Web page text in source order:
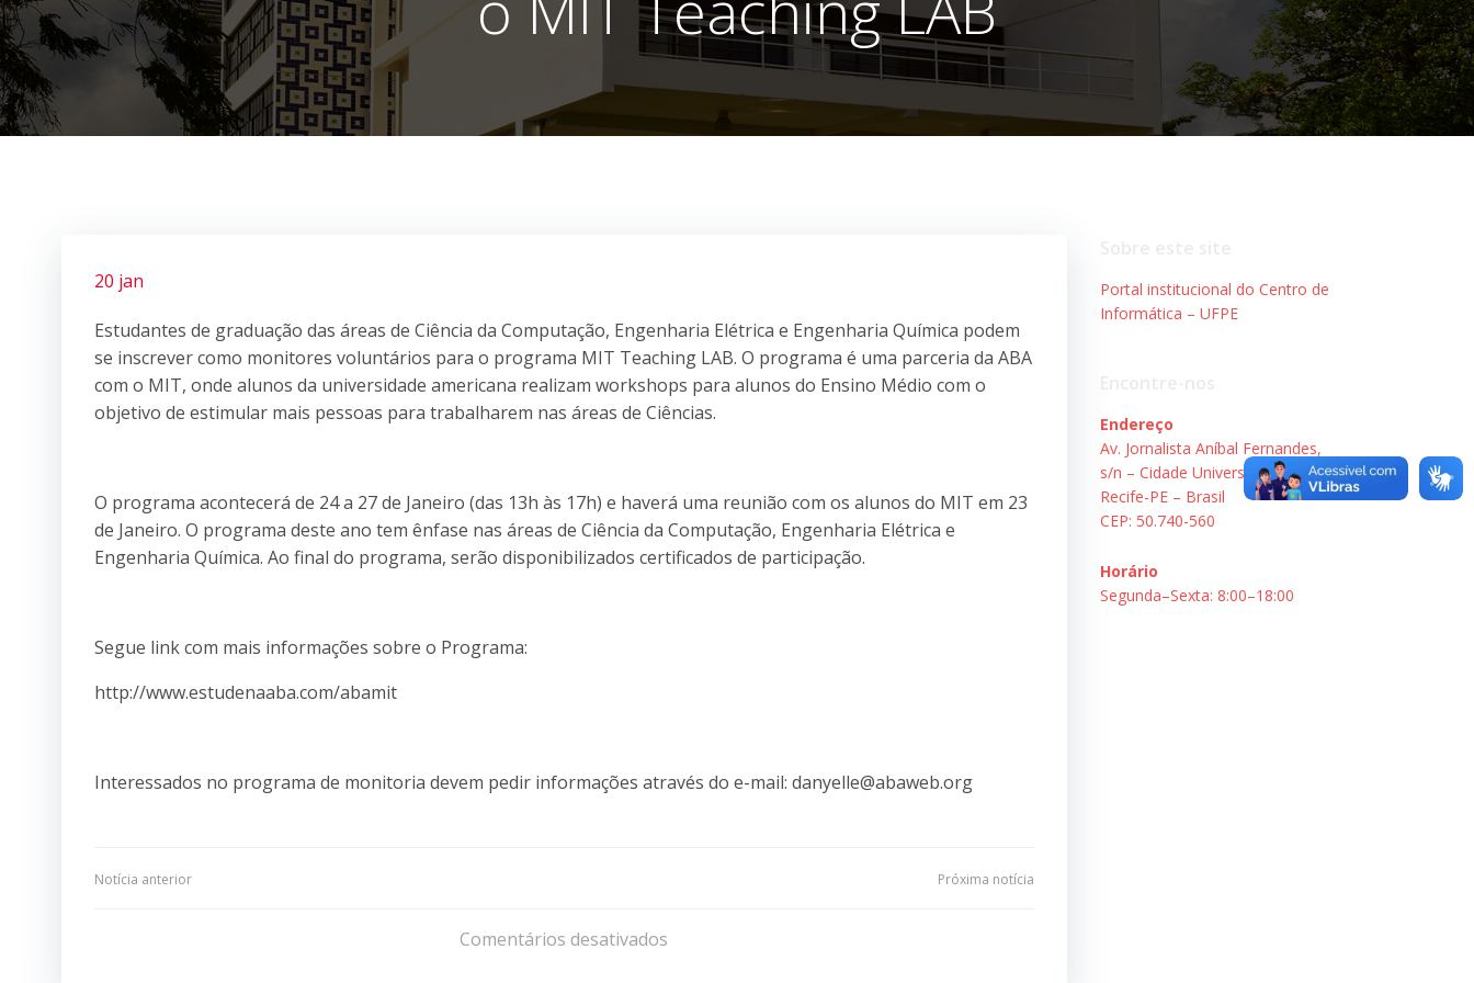
20 jan
Estudantes de graduação das áreas de Ciência da Computação, Engenharia Elétrica e Engenharia Química podem
se inscrever como monitores voluntários para o programa MIT Teaching LAB. O programa é uma parceria da ABA
com o MIT, onde alunos da universidade americana realizam workshops para alunos do Ensino Médio com o
objetivo de estimular mais pessoas para trabalharem nas áreas de Ciências.
O programa acontecerá de 24 a 27 de Janeiro (das 13h às 17h) e haverá uma reunião com os alunos do MIT em 23
de Janeiro. O programa deste ano tem ênfase nas áreas de Ciência da Computação, Engenharia Elétrica e
Engenharia Química. Ao final do programa, serão disponibilizados certificados de participação.
Segue link com mais informações sobre o Programa:
http://www.estudenaaba.com/abamit
Interessados no programa de monitoria devem pedir informações através do e-mail: danyelle@abaweb.org
Navegação
Notícia anterior
de
Próxima notícia
Comentários desativados
Portal institucional do Centro de
Informática – UFPE
Endereço
Av. Jornalista Aníbal Fernandes,
s/n – Cidade Universitária.
Recife-PE – Brasil
CEP: 50.740-560
Horário
Segunda–Sexta: 8:00–18:00